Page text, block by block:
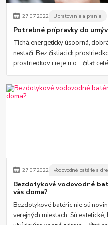
27.07.2022 Upratovanie a pranie
Potrebné prípravky do
Tichá,energeticky úsporná,
nestačí. Bez čistiacich
prostriedkov nie je mo...čítať celé
27.07.2022 Vodovodné batérie a
Bezdotykové vodovodné
vás doma?
Bezdotykové batérie nie sú
verejných miestach. Sú